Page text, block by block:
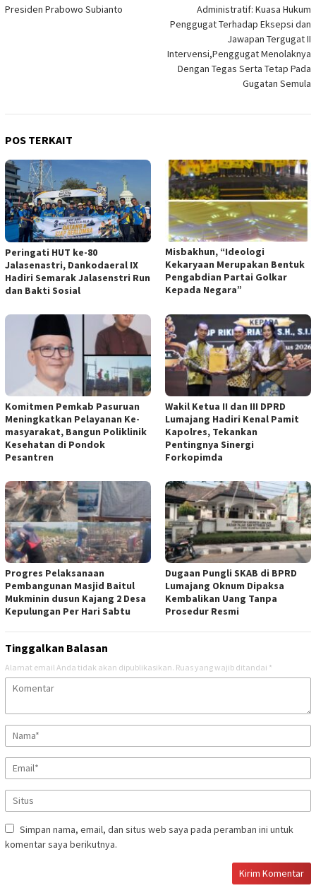
Presiden Prabowo Subianto
Administratif: Kuasa Hukum
Penggugat Terhadap Eksepsi dan
Jawapan Tergugat II
Intervensi,Penggugat Menolaknya
Dengan Tegas Serta Tetap Pada
Gugatan Semula
POS TERKAIT
Peringati HUT ke-80
Jalasenastri, Dankodaeral IX
Hadiri Semarak Jalasenstri Run
dan Bakti Sosial
Misbakhun, “Ideologi
Kekaryaan Merupakan Bentuk
Pengabdian Partai Golkar
Kepada Negara”
Komitmen Pemkab Pasuruan
Meningkatkan Pelayanan Ke-
masyarakat, Bangun Poliklinik
Kesehatan di Pondok
Pesantren
Wakil Ketua II dan III DPRD
Lumajang Hadiri Kenal Pamit
Kapolres, Tekankan
Pentingnya Sinergi
Forkopimda
Progres Pelaksanaan
Pembangunan Masjid Baitul
Mukminin dusun Kajang 2 Desa
Kepulungan Per Hari Sabtu
Dugaan Pungli SKAB di BPRD
Lumajang Oknum Dipaksa
Kembalikan Uang Tanpa
Prosedur Resmi
Tinggalkan Balasan
Alamat email Anda tidak akan dipublikasikan. Ruas yang wajib ditandai *
Simpan nama, email, dan situs web saya pada peramban ini untuk
komentar saya berikutnya.